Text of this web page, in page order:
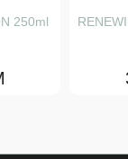
250ml